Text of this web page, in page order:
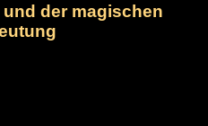
der magischen